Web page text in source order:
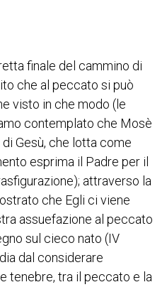
finale del cammino di
che al peccato si può
visto in che modo (le
contemplato che Mosè
Gesù, che lotta come
esprima il Padre per il
attraverso la
che Egli ci viene
assuefazione al peccato
sul cieco nato (IV
dal considerare
tenebre, tra il peccato e la